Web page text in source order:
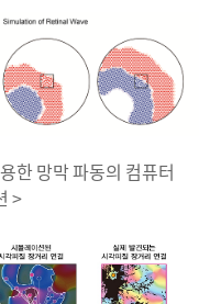
한 망막 파동의 컴퓨터
>